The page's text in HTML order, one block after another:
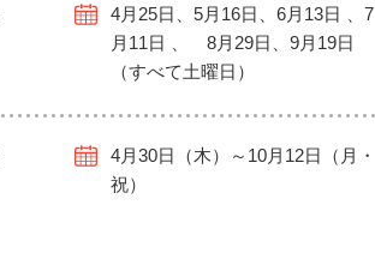
4月25日、5月16日、6月13日 、7
月11日 、 8月29日、9月19日
（すべて土曜日）
4月30日（木）～10月12日（月・
祝）